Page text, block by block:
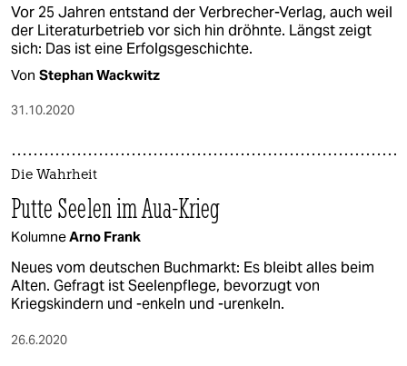
Vor 25 Jahren entstand der Verbrecher-Verlag, auch weil
der Literaturbetrieb vor sich hin dröhnte. Längst zeigt
sich: Das ist eine Erfolgsgeschichte.
Von Stephan Wackwitz
31.10.2020
Die Wahrheit
Putte Seelen im Aua-Krieg
KolumneArno Frank
Neues vom deutschen Buchmarkt: Es bleibt alles beim
Alten. Gefragt ist Seelenpflege, bevorzugt von
Kriegskindern und -enkeln und -urenkeln.
26.6.2020